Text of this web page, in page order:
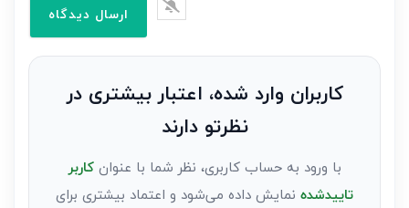
نظر
کاربران وارد شده، اعتبار بیشتری در
نظرتو دارند
با ورود به حساب کاربری، نظر شما با عنوانکاربر
تاییدشده نمایش داده می‌شود و اعتماد بیشتری برای